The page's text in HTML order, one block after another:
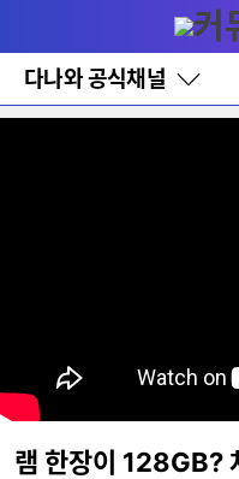
와
홈
다나와 공식채널
바
로
램 한장이 128GB?